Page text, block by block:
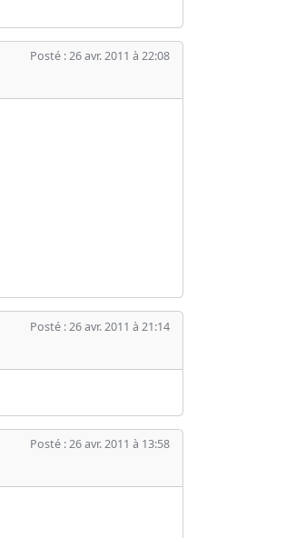
Posté : 26 avr. 2011 à 22:08
Posté : 26 avr. 2011 à 21:14
Posté : 26 avr. 2011 à 13:58